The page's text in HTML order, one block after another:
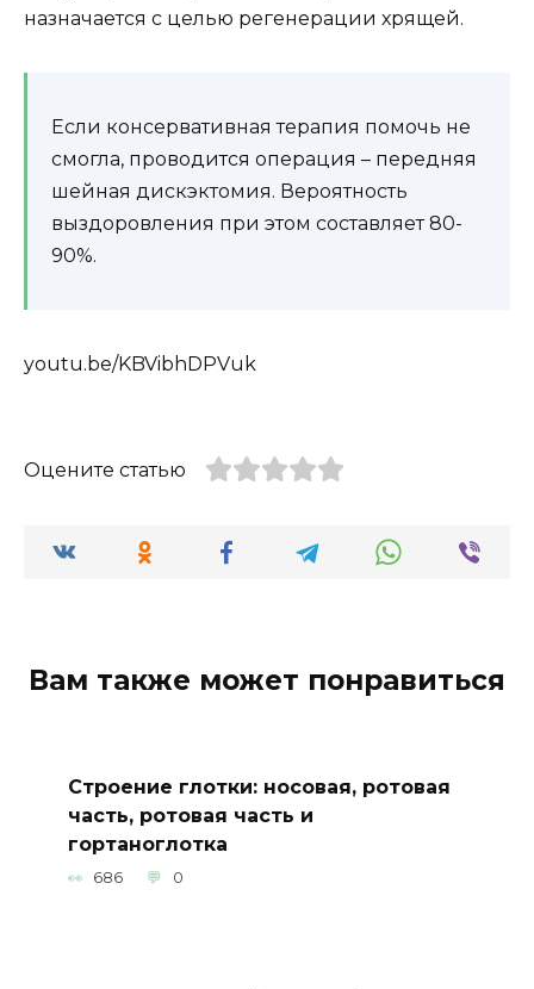
назначается с целью регенерации хрящей.
Если консервативная терапия помочь не
смогла, проводится операция – передняя
шейная дискэктомия. Вероятность
выздоровления при этом составляет 80-
90%.
youtu.be/KBVibhDPVuk
Оцените статью
Вам также может понравиться
Строение глотки: носовая, ротовая
часть, ротовая часть и
гортаноглотка
686 0